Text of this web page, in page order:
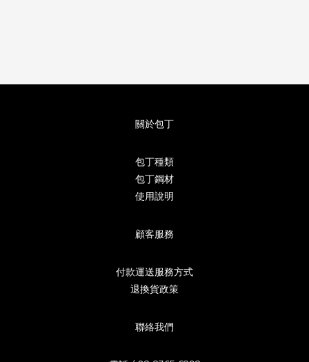
關於包丁
包丁種類
包丁鋼材
使用說明
顧客服務
付款運送服務方式
退換貨政策
聯絡我們